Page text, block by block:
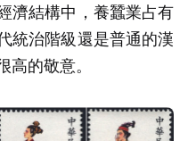
濟結構中，養蠶業占有
統治階級還是普通的漢
的敬意。